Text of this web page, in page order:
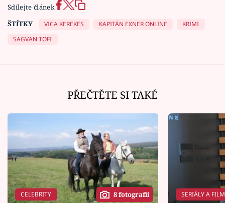
Sdílejte článek
ŠTÍTKY
VICA KEREKES KAPITÁN EXNER ONLINE
KRIMI
SAGVAN TOFI
PŘEČTĚTE SI TAKÉ
CELEBRITY 8 fotografií SERIÁLY A